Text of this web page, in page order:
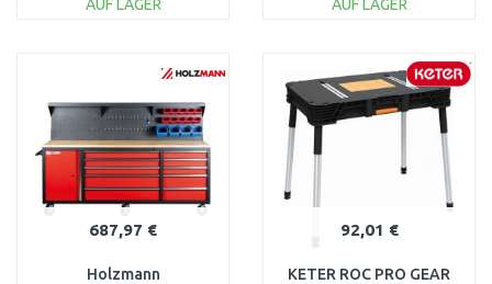
AUF LAGER
AUF LAGER
WARENKORB
Vergleichen
687,97 €
Holzmann
92,01 €
KETER ROC PRO GEAR